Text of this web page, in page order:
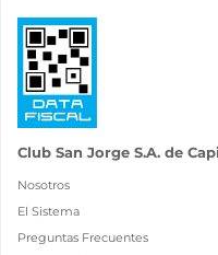
Club San Jorge S.A. de
Nosotros
El Sistema
Preguntas Frecuentes